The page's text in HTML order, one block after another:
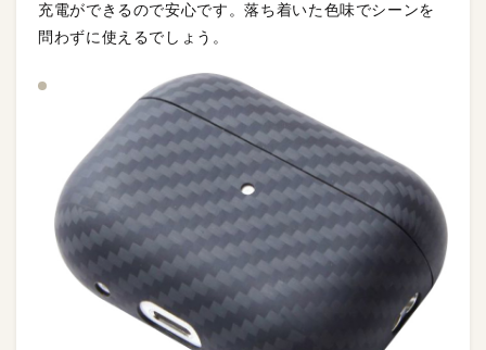
充電ができるので安心です。落ち着いた色味でシーンを
問わずに使えるでしょう。